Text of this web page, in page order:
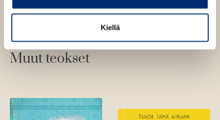
Kiellä
Muut teokset